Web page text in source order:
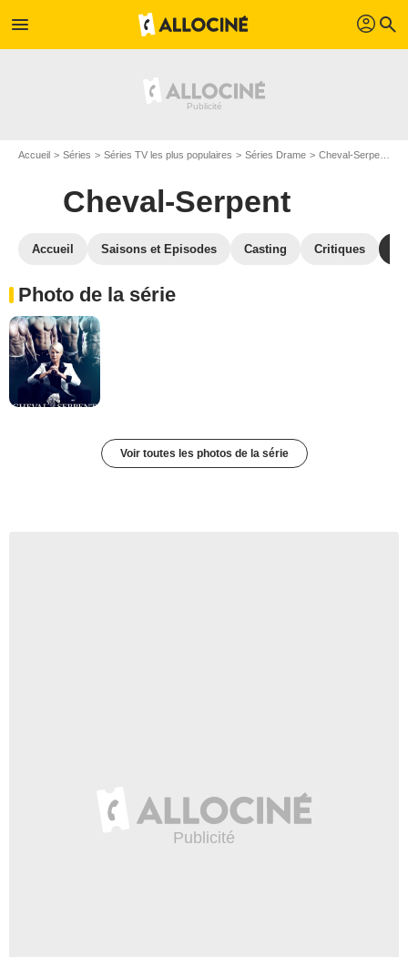
menu profil search
Accueil Séries Séries TV les plus populaires Séries Drame Cheval-Serpent
Cheval-Serpent
Accueil Saisons et Episodes Casting Critiques
Photo de la série
Voir toutes les photos de la série